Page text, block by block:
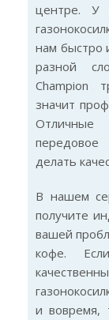
центре. У
нам быстро
разной
Champion
значит
Отличные
делать
В нашем
получите
вашей
кофе.
и вовремя,